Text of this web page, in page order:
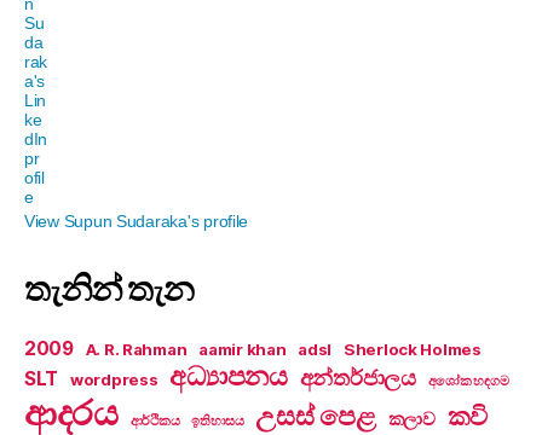
View Supun Sudaraka's profile
තැනින් තැන
2009 A. R. Rahman aamir khan adsl Sherlock Holmes
SLT wordpress අධ්‍යාපනය අන්තර්ජාලය අශෝක හඳගම
ආදරය ආර්ථිකය ඉතිහාසය උසස් පෙළ කලාව කවි